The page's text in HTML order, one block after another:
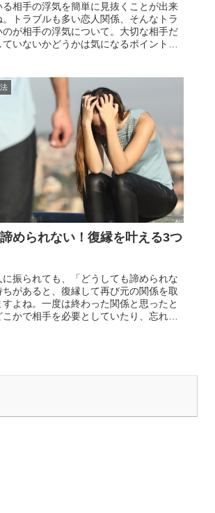
相手の浮気を簡単に見抜くことが出来
トラブルも多い恋人関係、そんなトラ
が相手の浮気について。大切な相手だ
いないかどうかは気になるポイント。
められない！復縁を叶える3つ
振られても、「どうしても諦められな
があると、復縁して再び元の関係を取
すよね。一度は終わった関係と思ったと
かで相手を必要としていたり、忘れら